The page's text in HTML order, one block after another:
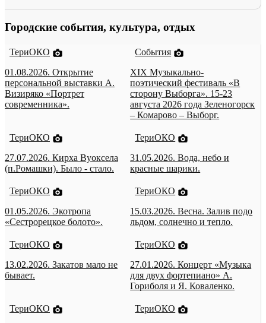
Городские события, культура, отдых
ТериОКО
01.08.2026. Открытие
персональной выставки А.
Визиряко «Портрет
современника».
События
XIX Музыкально-
поэтический фестиваль «В
сторону Выборга». 15-23
августа 2026 года Зеленогорск
– Комарово – Выборг.
ТериОКО
27.07.2026. Кирха Вуоксела
(п.Ромашки). Было - стало.
ТериОКО
31.05.2026. Вода, небо и
красные шарики.
ТериОКО
01.05.2026. Экотропа
«Сестрорецкое болото».
ТериОКО
15.03.2026. Весна. Залив подо
льдом, солнечно и тепло.
ТериОКО
13.02.2026. Закатов мало не
бывает.
ТериОКО
27.01.2026. Концерт «Музыка
для двух фортепиано» А.
Гориболя и Я. Коваленко.
ТериОКО
ТериОКО